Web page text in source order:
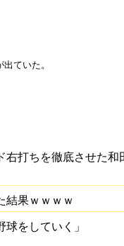
ていた。
右打ちを徹底させた
結果ｗｗｗｗ
をしていく」